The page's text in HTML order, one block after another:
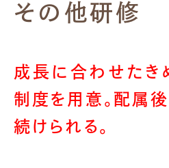
その他研修
成長に合わせたき
制度を用意。 配属
続けられる。